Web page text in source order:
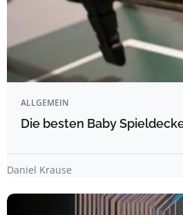
ALLGEMEIN
Die besten Baby
Daniel Krause